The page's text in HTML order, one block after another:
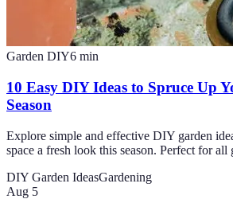
Garden DIY6 min
10 Easy DIY Ideas to Spruce Up
Season
Explore simple and effective DIY garden
space a fresh look this season. Perfect for all
DIY Garden IdeasGardening
Aug 5